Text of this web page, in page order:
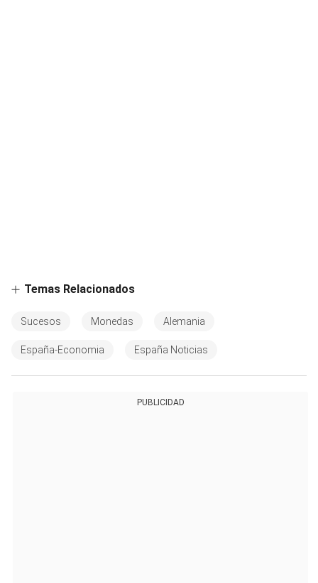
Temas Relacionados
Sucesos Monedas Alemania
España-Economia España Noticias
PUBLICIDAD